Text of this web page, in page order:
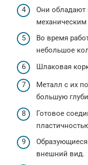
Они обладают
Во время
небольшое
Шлаковая
Металл с их
большую
Готовое
внешний вид.